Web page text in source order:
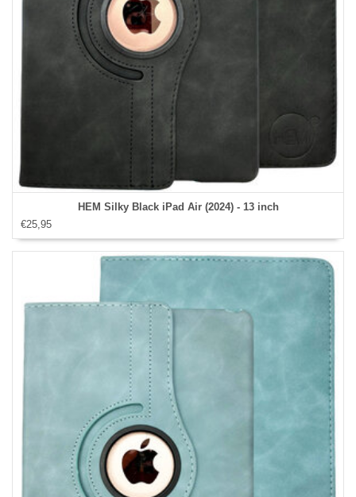
HEM Silky Black iPad Air (2024) - 13 inch
€25,95